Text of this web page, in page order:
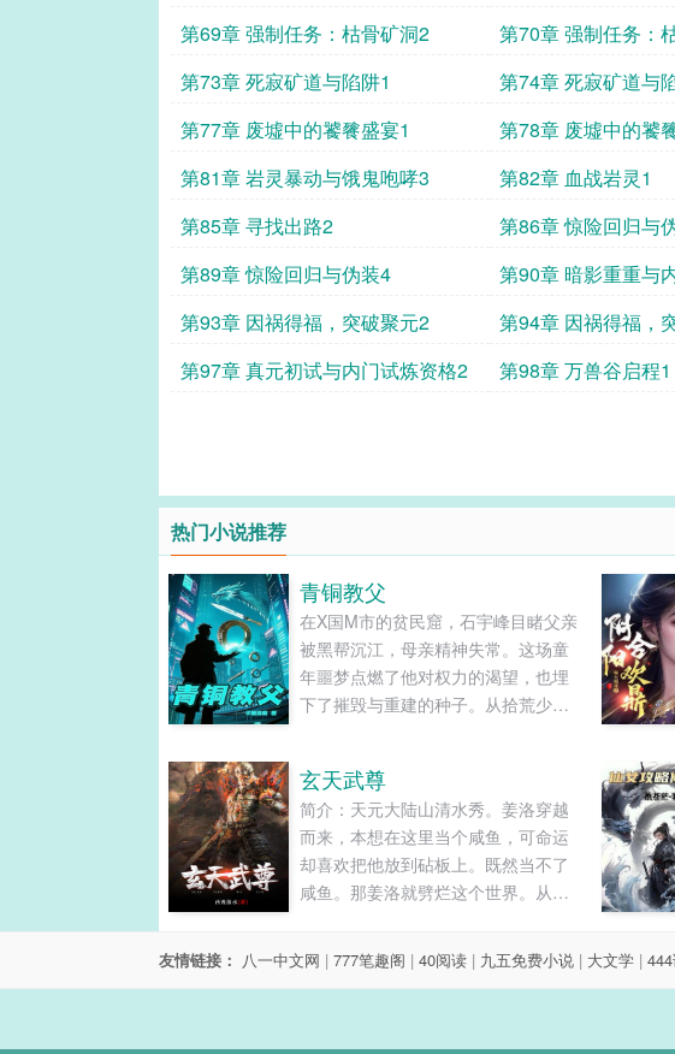
第69章 强制任务：枯骨矿洞2
第70章 强制任务：
第73章 死寂矿道与陷阱1
第74章 死寂矿道与
第77章 废墟中的饕餮盛宴1
第78章 废墟中的饕
第81章 岩灵暴动与饿鬼咆哮3
第82章 血战岩灵1
第85章 寻找出路2
第86章 惊险回归与
第89章 惊险回归与伪装4
第90章 暗影重重与
第93章 因祸得福，突破聚元2
第94章 因祸得福，
第97章 真元初试与内门试炼资格2
第98章 万兽谷启程1
热门小说推荐
青铜教父
在X国M市的贫民窟，石宇峰目睹父亲
被黑帮沉江，母亲精神失常。这场童
年噩梦点燃了他对权力的渴望，也埋
下了摧毁与重建的种子。从拾荒少年
街头到王座的逆袭，却在巅峰时刻发
现权力背后的致命代价。......
玄天武尊
简介：天元大陆山清水秀。姜洛穿越
而来，本想在这里当个咸鱼，可命运
却喜欢把他放到砧板上。既然当不了
咸鱼。那姜洛就劈烂这个世界。从小
天高歌。姜洛只想对那些高高在上的
人说，“不要惹一条咸鱼。”......
友情链接： 八一中文网 | 777笔趣阁 | 40阅读 | 九五免费小说 | 大文学 |